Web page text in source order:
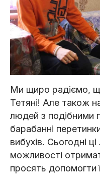
Ми щиро радіємо,
Тетяні! Але також
людей з подібними
барабанні
вибухів. Сьогодні
можливості
просять допомогти